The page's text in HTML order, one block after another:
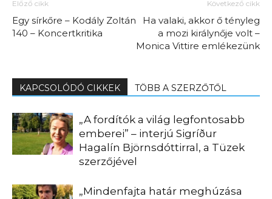
Előző cikk
Egy sírkőre – Kodály Zoltán
140 – Koncertkritika
Következő cikk
Ha valaki, akkor ő tényleg
a mozi királynője volt –
Monica Vittire emlékezünk
KAPCSOLÓDÓ CIKKEK TÖBB A SZERZŐTŐL
„A fordítók a világ legfontosabb
emberei” – interjú Sigríður
Hagalín Björnsdóttirral, a Tüzek
szerzőjével
„Mindenfajta határ meghúzása